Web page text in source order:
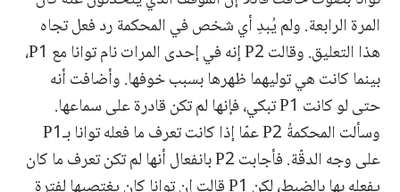
المرة الرابعة. ولم يُبدِ أي شخص في المحكمة رد فعل تجاه
هذا التعليق. وقالت P2 إنه في إحدى المرات نام توانا مع P1،
بينما كانت هي توليهما ظهرها بسبب خوفها. وأضافت أنه
حتى لو كانت P1 تبكي، فإنها لم تكن قادرة على سماعها.
وسألت المحكمةُ P2 عمّا إذا كانت تعرف ما فعله توانا بـP1
على وجه الدقّة. فأجابت P2 بانفعال أنها لم تكن تعرف ما كان